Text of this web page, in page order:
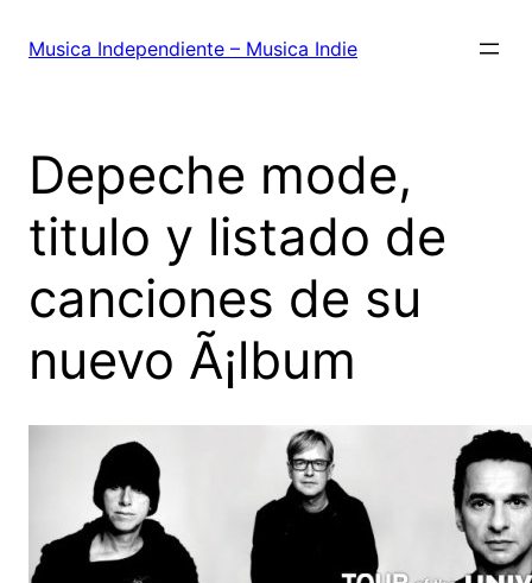
Musica Independiente – Musica Indie
Depeche mode,
titulo y listado de
canciones de su
nuevo Ã¡lbum